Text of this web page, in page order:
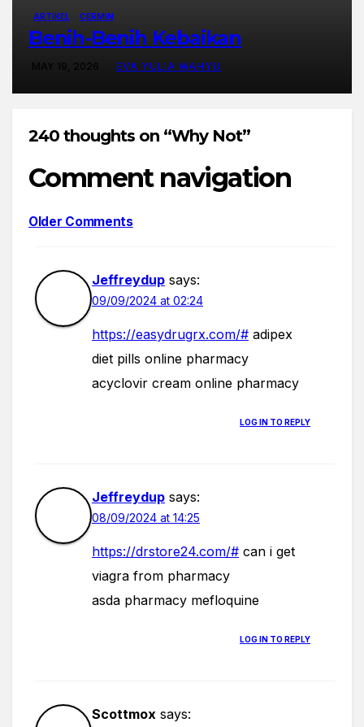
ARTIKEL CERMIN
Benih-Benih Kebaikan
MAY 19, 2026 EVA YULIA WAHYU
240 thoughts on “Why Not”
Comment navigation
Older Comments
Jeffreydup says:
09/09/2024 at 02:24
https://easydrugrx.com/# adipex
diet pills online pharmacy
acyclovir cream online pharmacy
LOG IN TO REPLY
Jeffreydup says:
08/09/2024 at 14:25
https://drstore24.com/# can i get
viagra from pharmacy
asda pharmacy mefloquine
LOG IN TO REPLY
Scottmox says: